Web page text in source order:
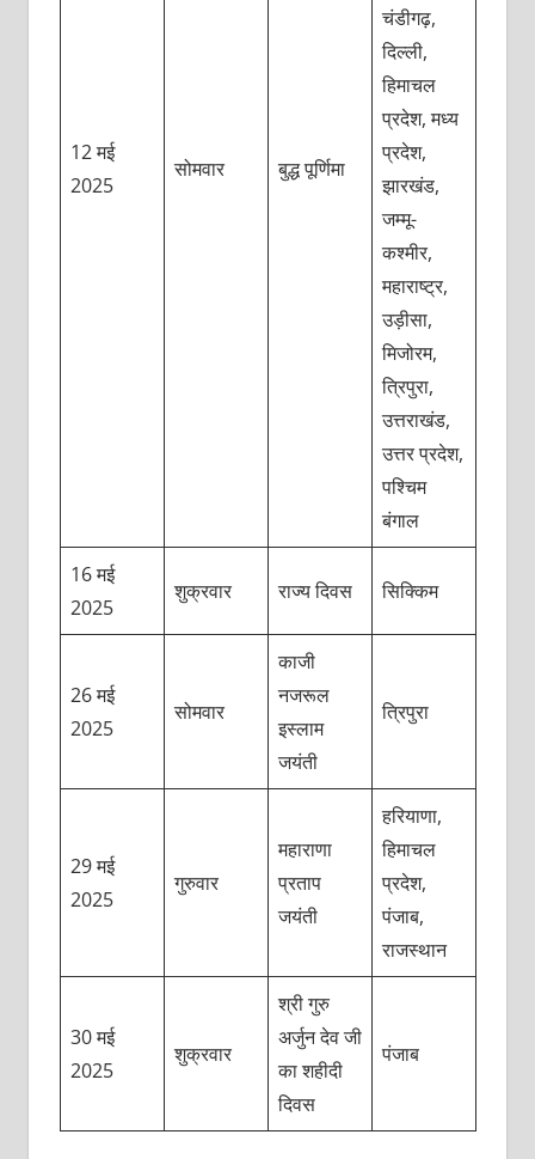
12 मई
2025
सोमवार बुद्ध पूर्णिमा
चंडीगढ़,
दिल्ली,
हिमाचल
प्रदेश, मध्य
प्रदेश,
झारखंड,
जम्मू-
कश्मीर,
महाराष्ट्र,
उड़ीसा,
मिजोरम,
त्रिपुरा,
उत्तराखंड,
उत्तर प्रदेश,
पश्चिम
बंगाल
16 मई
2025
शुक्रवार राज्य दिवस सिक्किम
26 मई
2025
सोमवार
काजी
नजरूल
इस्लाम
जयंती
त्रिपुरा
29 मई
2025
गुरुवार
महाराणा
प्रताप
जयंती
हरियाणा,
हिमाचल
प्रदेश,
पंजाब,
राजस्थान
30 मई
2025
शुक्रवार
श्री गुरु
अर्जुन देव जी
का शहीदी
दिवस
पंजाब